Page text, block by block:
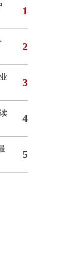
1
2
3
4
5